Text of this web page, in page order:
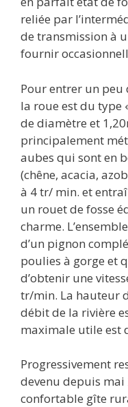
reliée par
de transmission à
fournir
Pour entrer un peu
la roue est du type
de diamètre et
principalement
aubes qui sont en
(chêne, acacia,
à 4 tr/ min. et
un rouet de fosse
charme.
d’un pignon
poulies à gorge et
d’obtenir une
tr/min. La hauteur
débit de la rivière
maximale utile est
Progressivement
devenu depuis
confortable gîte